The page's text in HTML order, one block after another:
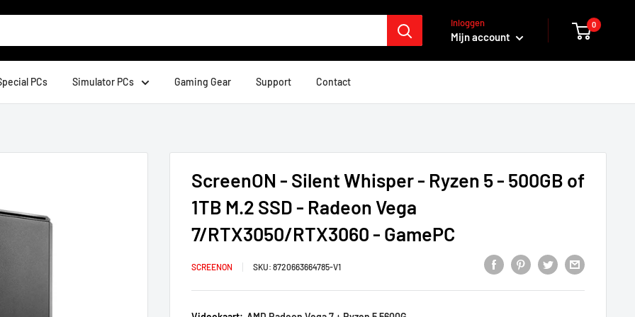
Inloggen
Mijn account
0
PCs Simulator PCs Gaming Gear Support Contact
ScreenON - Silent Whisper - Ryzen 5 - 500GB of
1TB M.2 SSD - Radeon Vega
7/RTX3050/RTX3060 - GamePC
SCREENON SKU: 8720663664785-V1